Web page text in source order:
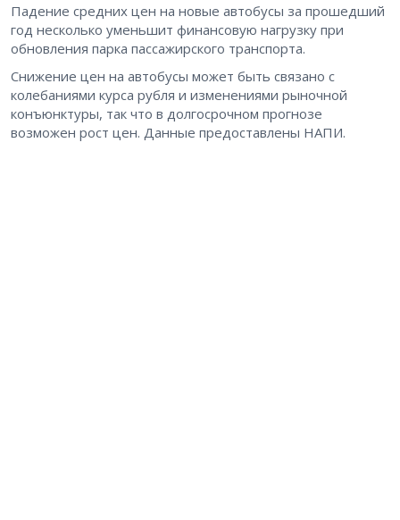
Падение средних цен на новые автобусы за прошедший
год несколько уменьшит финансовую нагрузку при
обновления парка пассажирского транспорта.
Снижение цен на автобусы может быть связано с
колебаниями курса рубля и изменениями рыночной
конъюнктуры, так что в долгосрочном прогнозе
возможен рост цен. Данные предоставлены НАПИ.